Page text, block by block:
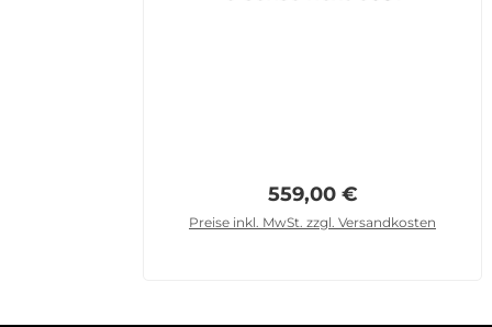
Regulärer Preis:
559,00 €
Preise inkl. MwSt. zzgl. Versandkosten